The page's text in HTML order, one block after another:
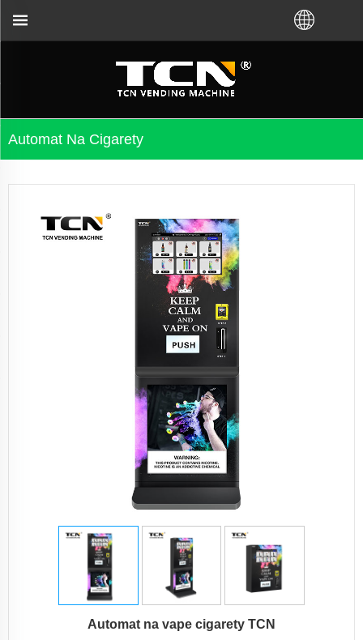
Automat Na Cigarety
Automat na vape cigarety TCN
TCN China vás podpoří při